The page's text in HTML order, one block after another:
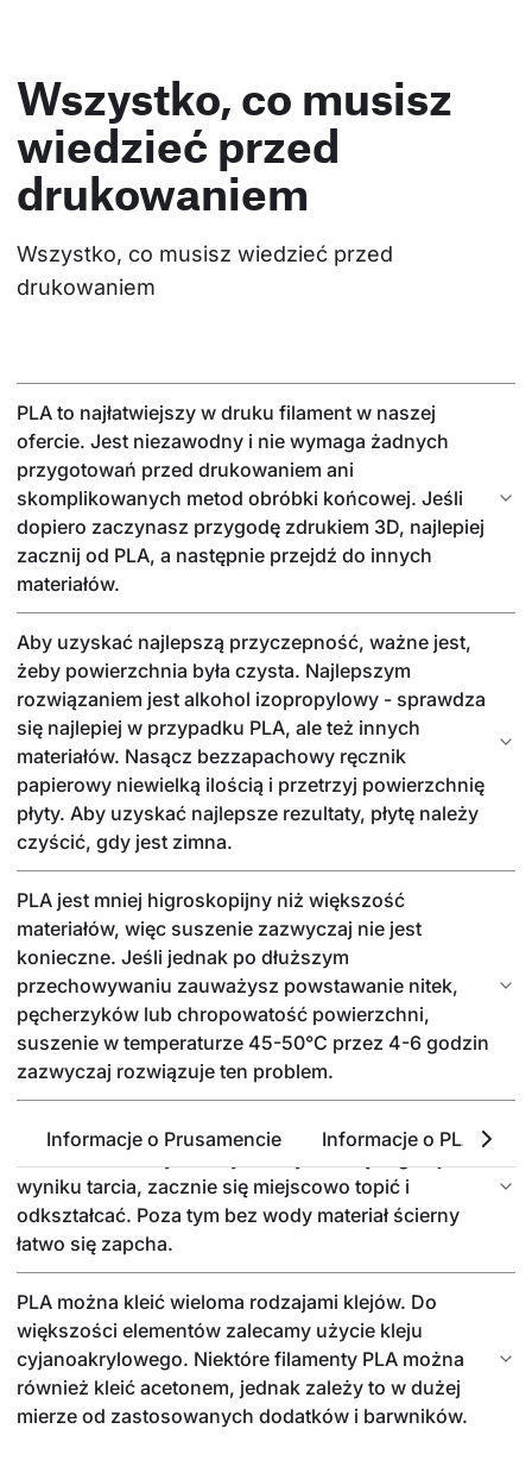
Informacje o Prusamencie Informacje o PLA
Wszystko, co musisz
wiedzieć przed
drukowaniem
Wszystko, co musisz wiedzieć przed
drukowaniem
PLA to najłatwiejszy w druku filament w naszej
ofercie. Jest niezawodny i nie wymaga żadnych
przygotowań przed drukowaniem ani
skomplikowanych metod obróbki końcowej. Jeśli
dopiero zaczynasz przygodę zdrukiem 3D, najlepiej
zacznij od PLA, a następnie przejdź do innych
materiałów.
Aby uzyskać najlepszą przyczepność, ważne jest,
żeby powierzchnia była czysta. Najlepszym
rozwiązaniem jest alkohol izopropylowy - sprawdza
się najlepiej w przypadku PLA, ale też innych
materiałów. Nasącz bezzapachowy ręcznik
papierowy niewielką ilością i przetrzyj powierzchnię
płyty. Aby uzyskać najlepsze rezultaty, płytę należy
czyścić, gdy jest zimna.
PLA jest mniej higroskopijny niż większość
materiałów, więc suszenie zazwyczaj nie jest
konieczne. Jeśli jednak po dłuższym
przechowywaniu zauważysz powstawanie nitek,
pęcherzyków lub chropowatość powierzchni,
suszenie w temperaturze 45-50°C przez 4-6 godzin
zazwyczaj rozwiązuje ten problem.
Obrabiając PLA, najlepiej stosować szlifowanie na
mokro. Bez wody tworzywo szybko się nagrzeje w
wyniku tarcia, zacznie się miejscowo topić i
odkształcać. Poza tym bez wody materiał ścierny
łatwo się zapcha.
PLA można kleić wieloma rodzajami klejów. Do
większości elementów zalecamy użycie kleju
cyjanoakrylowego. Niektóre filamenty PLA można
również kleić acetonem, jednak zależy to w dużej
mierze od zastosowanych dodatków i barwników.